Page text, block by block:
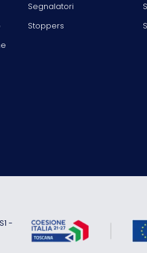
Segnalatori
Stoppers
-